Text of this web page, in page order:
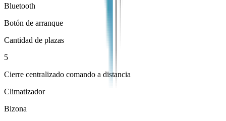
Bluetooth
Botón de arranque
Cantidad de plazas
5
Cierre centralizado comando a distancia
Climatizador
Bizona